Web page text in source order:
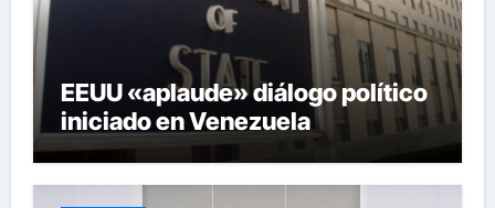
EEUU «aplaude» diálogo político
iniciado en Venezuela